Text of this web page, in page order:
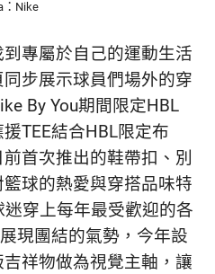
：Nike
專屬於自己的運動生活
步展示球員們場外的穿
By You期間限定HBL
TEE結合HBL限定布
首次推出的鞋帶扣、別
球的熱愛與穿搭品味特
穿上每年最受歡迎的各
現團結的氣勢，今年設
祥物做為視覺主軸，讓